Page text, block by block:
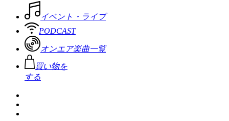
イベント・ライブ
PODCAST
オンエア楽曲一覧
買い物を
する